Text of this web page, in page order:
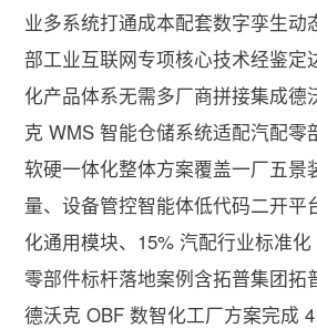
业多系统打通成本配套数字孪生
部工业互联网专项核心技术经鉴
化产品体系无需多厂商拼接集成
克 WMS 智能仓储系统适配汽配
软硬一体化整体方案覆盖一厂五
量、设备管控智能体低代码二开
化通用模块、15% 汽配行业标准
零部件标杆落地案例含拓普集团
德沃克 OBF 数智化工厂方案完成